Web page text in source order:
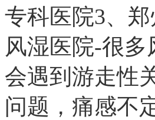
专科医院3、
风湿医院-很多
会遇到游走性
问题，痛感不